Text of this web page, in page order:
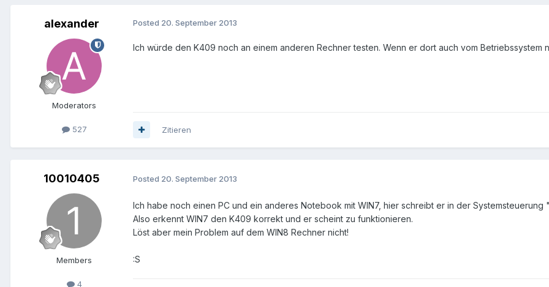
alexander
Moderators
527
Posted 20. September 2013
Ich würde den K409 noch an einem anderen Rechner testen. Wenn er dort auch vom Betriebssystem
Zitieren
10010405
Members
4
Posted 20. September 2013
Ich habe noch einen PC und ein anderes Notebook mit WIN7, hier schreibt er in der Systemsteuerung
Also erkennt WIN7 den K409 korrekt und er scheint zu funktionieren.
Löst aber mein Problem auf dem WIN8 Rechner nicht!
:S